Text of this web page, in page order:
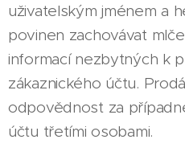
uživatelským jménem a
povinen zachovávat
informací nezbytných k
zákaznického účtu.
odpovědnost za
účtu třetími osobami.